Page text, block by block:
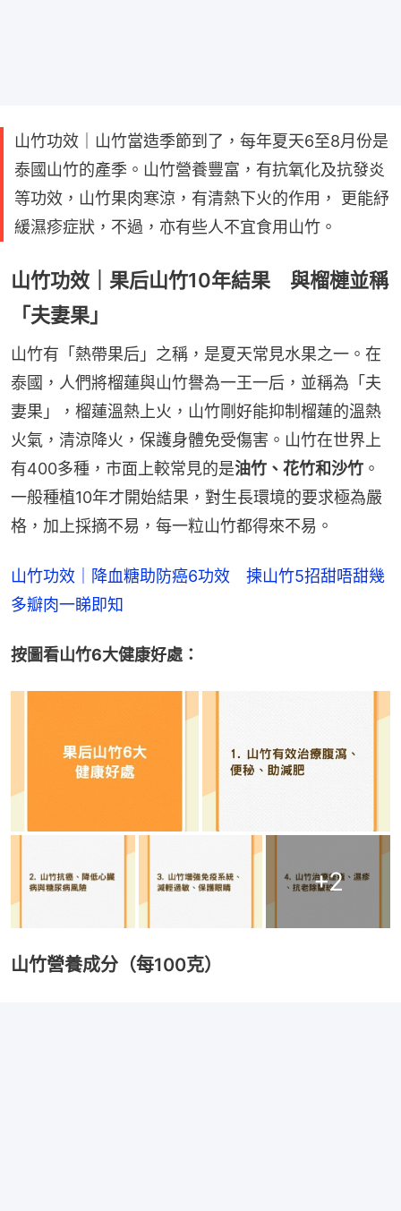
山竹功效｜山竹當造季節到了，每年夏天6至8月份是
泰國山竹的產季。山竹營養豐富，有抗氧化及抗發炎
等功效，山竹果肉寒涼，有清熱下火的作用， 更能紓
緩濕疹症狀，不過，亦有些人不宜食用山竹。
山竹功效｜果后山竹10年結果 與榴槤並稱
「夫妻果」
山竹有「熱帶果后」之稱，是夏天常見水果之一。在
泰國，人們將榴蓮與山竹譽為一王一后，並稱為「夫
妻果」，榴蓮溫熱上火，山竹剛好能抑制榴蓮的溫熱
火氣，清涼降火，保護身體免受傷害。山竹在世界上
有400多種，市面上較常見的是油竹、花竹和沙竹 。
一般種植10年才開始結果，對生長環境的要求極為嚴
格，加上採摘不易，每一粒山竹都得來不易。
山竹功效｜降血糖助防癌6功效　揀山竹5招甜唔甜幾
多瓣肉一睇即知
按圖看山竹6大健康好處：
+2
山竹營養成分（每100克）